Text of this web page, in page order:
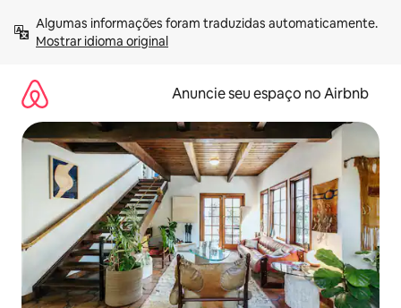
para
Mostrar idioma original
Anuncie seu espaço no Airbnb